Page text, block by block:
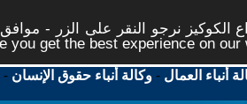
نرجو النقر على الزر -
you get the best experience on our
أنباء العمال -وكالة أنباء حقوق الإنسان -